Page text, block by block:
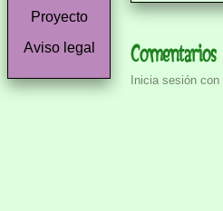
Proyecto
Aviso legal
Comentarios
Inicia sesión con